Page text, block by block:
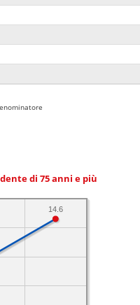
di 75 anni e più
14.6